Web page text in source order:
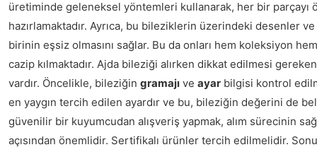
üretiminde geleneksel yöntemleri kullanarak, her bir parçayı
hazırlamaktadır. Ayrıca, bu bileziklerin üzerindeki desenler
birinin eşsiz olmasını sağlar. Bu da onları hem koleksiyon
cazip kılmaktadır. Ajda bileziği alırken dikkat edilmesi
vardır. Öncelikle, bileziğin gramajı ve ayar bilgisi kontrol
en yaygın tercih edilen ayardır ve bu, bileziğin değerini de
güvenilir bir kuyumcudan alışveriş yapmak, alım sürecinin
açısından önemlidir. Sertifikalı ürünler tercih edilmelidir.